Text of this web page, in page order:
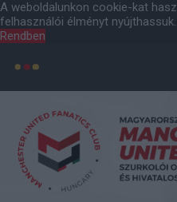
A weboldalunkon cookie-kat
felhasználói élményt nyújthassuk.
Rendben